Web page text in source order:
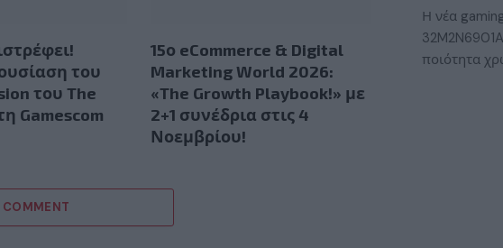
του
του The
Gamescom
15ο eCommerce & Digital
Marketing World 2026:
«The Growth Playbook!» με
2+1 συνέδρια στις 4
Νοεμβρίου!
COMMENT
Η νέα
ποιότητα